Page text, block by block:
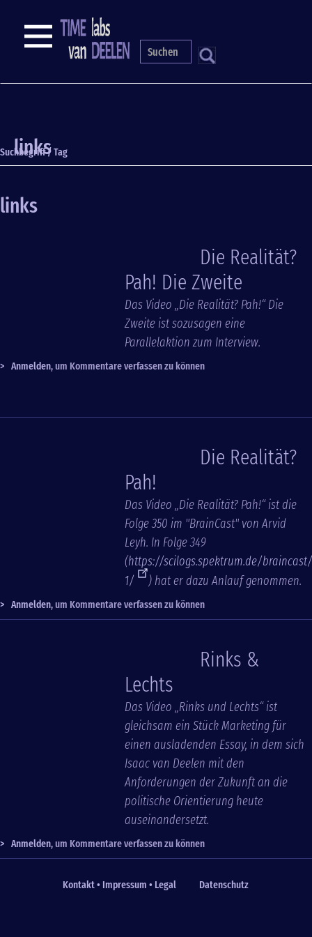
S
NAVIGATION
links
Suchbegriff / Tag
links
Die Realität?
Pah! Die Zweite
Das Video „Die Realität? Pah!“ Die
Zweite ist sozusagen eine
Parallelaktion zum Interview.
> Anmelden, um Kommentare verfassen zu können
Die Realität?
Pah!
Das Video „Die Realität? Pah!“ ist die
Folge 350 im "BrainCast" von Arvid
Leyh. In Folge 349
(https://scilogs.spektrum.de/
1/
) hat er dazu Anlauf genommen.
> Anmelden, um Kommentare verfassen zu können
Rinks &
Lechts
Das Video „Rinks und Lechts“ ist
gleichsam ein Stück Marketing für
einen ausladenden Essay, in dem sich
Isaac van Deelen mit den
Anforderungen der Zukunft an die
politische Orientierung heute
auseinandersetzt.
> Anmelden, um Kommentare verfassen zu können
Fußzeile
Kontakt • Impressum • Legal Datenschutz